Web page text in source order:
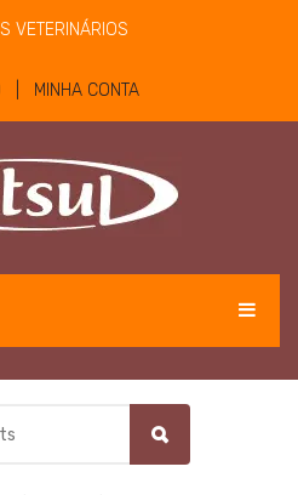
VETERINÁRIOS
| MINHA CONTA